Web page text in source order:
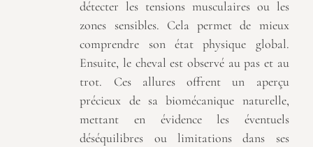
détecter les tensions musculaires ou les
zones sensibles. Cela permet de mieux
comprendre son état physique global.
Ensuite, le cheval est observé au pas et au
trot. Ces allures offrent un aperçu
précieux de sa biomécanique naturelle,
mettant en évidence les éventuels
déséquilibres ou limitations dans ses